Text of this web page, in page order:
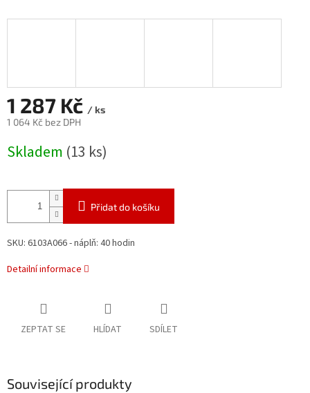
1 287 Kč / ks
1 064 Kč bez DPH
cena:
Skladem (13 ks)
Přidat do košíku
SKU: 6103A066 - náplň: 40 hodin
Detailní informace
ZEPTAT SE HLÍDAT SDÍLET
Související produkty